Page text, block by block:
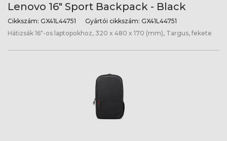
Lenovo 16" Sport Backpack - Black
Cikkszám: GX41L44751 Gyártói cikkszám: GX41L44751
Hátizsák 16"-os laptopokhoz, 320 x 480 x 170 (mm), Targus, fekete